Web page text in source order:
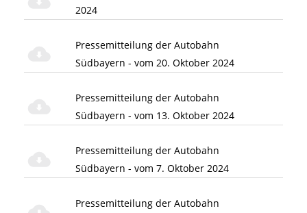
2024
Pressemitteilung der Autobahn
Südbayern - vom 20. Oktober 2024
Pressemitteilung der Autobahn
Südbayern - vom 13. Oktober 2024
Pressemitteilung der Autobahn
Südbayern - vom 7. Oktober 2024
Pressemitteilung der Autobahn